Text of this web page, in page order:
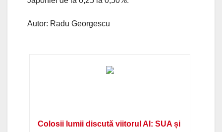
Autor: Radu Georgescu
Colosii lumii discută viitorul AI: SUA și